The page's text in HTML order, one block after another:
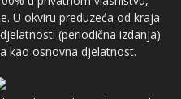
U okviru preduzeća od kraja
(periodična izdanja)
kao osnovna djelatnost.